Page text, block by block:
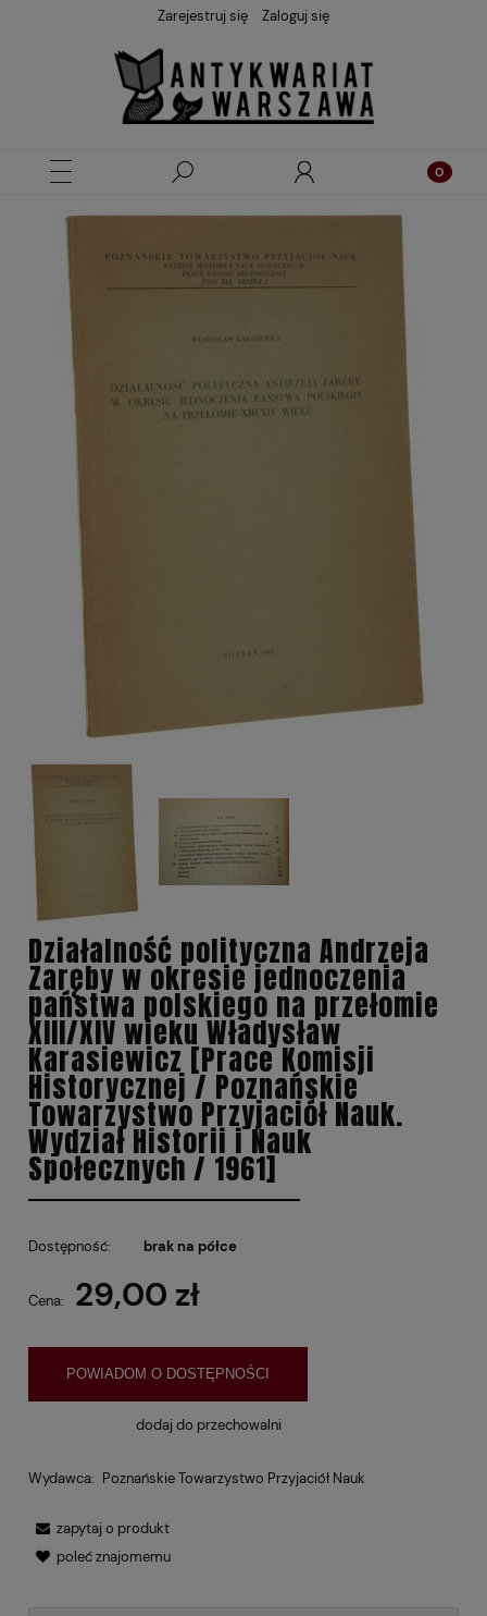
Zarejestruj się Zaloguj się
Działalność polityczna Andrzeja
Zaręby w okresie jednoczenia
państwa polskiego na przełomie
XIII/XIV wieku Władysław
Karasiewicz [Prace Komisji
Historycznej / Poznańskie
Towarzystwo Przyjaciół Nauk.
Wydział Historii i Nauk
Społecznych / 1961]
Dostępność: brak na półce
Cena: 29,00 zł
POWIADOM O DOSTĘPNOŚCI
dodaj do przechowalni
Wydawca: Poznańskie Towarzystwo Przyjaciół Nauk
zapytaj o produkt
poleć znajomemu